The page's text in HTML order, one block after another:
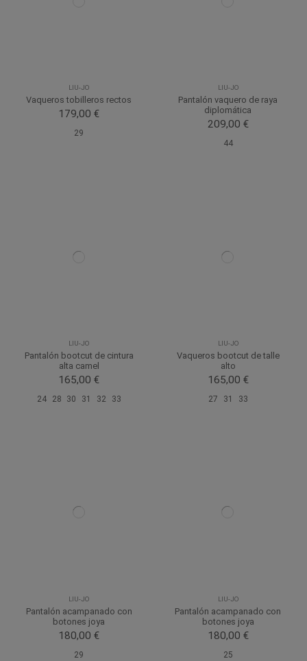
LIU-JO
Vaqueros tobilleros rectos
179,00 €
29
LIU-JO
Pantalón vaquero de raya
diplomática
209,00 €
44
LIU-JO
Pantalón bootcut de cintura
alta camel
165,00 €
24 28 30 31 32 33
LIU-JO
Vaqueros bootcut de talle
alto
165,00 €
27 31 33
LIU-JO
Pantalón acampanado con
botones joya
180,00 €
29
LIU-JO
Pantalón acampanado con
botones joya
180,00 €
25